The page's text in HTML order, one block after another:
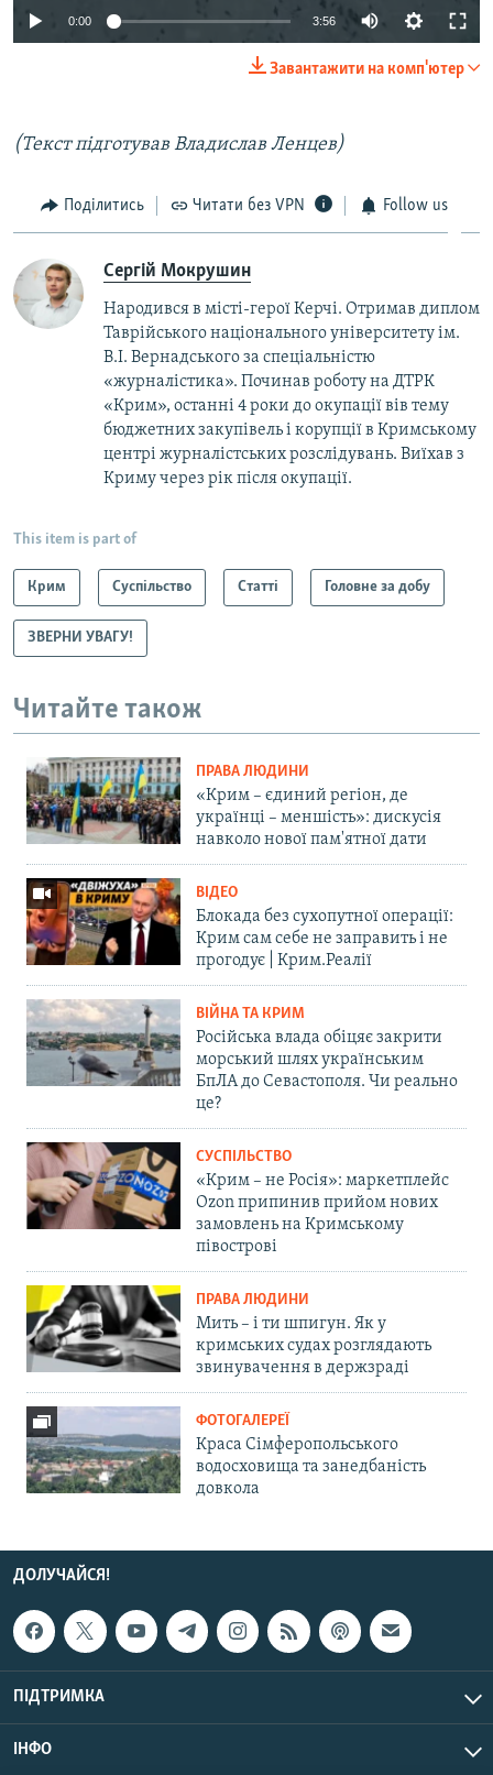
0:00 3:56
Завантажити на комп'ютер
(Текст підготував Владислав Ленцев)
Поділитись Читати без VPN Follow us
Сергій Мокрушин
Народився в місті-герої Керчі. Отримав диплом
Таврійського національного університету ім.
В.І. Вернадського за спеціальністю
«журналістика». Починав роботу на ДТРК
«Крим», останні 4 роки до окупації вів тему
бюджетних закупівель і корупції в Кримському
центрі журналістських розслідувань. Виїхав з
Криму через рік після окупації.
This item is part of
Крим Суспільство Статті Головне за добу
ЗВЕРНИ УВАГУ!
Читайте також
ПРАВА ЛЮДИНИ
«Крим – єдиний регіон, де
українці – меншість»: дискусія
навколо нової пам'ятної дати
ВІДЕО
Блокада без сухопутної операції:
Крим сам себе не заправить і не
прогодує | Крим.Реалії
ВІЙНА ТА КРИМ
Російська влада обіцяє закрити
морський шлях українським
БпЛА до Севастополя. Чи реально
це?
СУСПІЛЬСТВО
«Крим – не Росія»: маркетплейс
Ozon припинив прийом нових
замовлень на Кримському
півострові
ПРАВА ЛЮДИНИ
Мить – і ти шпигун. Як у
кримських судах розглядають
звинувачення в держзраді
ФОТОГАЛЕРЕЇ
Краса Сімферопольського
водосховища та занедбаність
довкола
ДОЛУЧАЙСЯ!
ПІДТРИМКА
ІНФО